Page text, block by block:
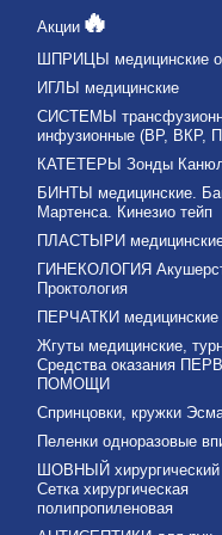
Акции🔥
ШПРИЦЫ медицинские
ИГЛЫ медицинские
СИСТЕМЫ
инфузионные (ВР, ВКР,
КАТЕТЕРЫ Зонды
БИНТЫ медицинские.
Мартенса. Кинезио тейп
ПЛАСТЫРИ
ГИНЕКОЛОГИЯ
Проктология
ПЕРЧАТКИ медицинские
Жгуты медицинские,
Средства оказания
ПОМОЩИ
Спринцовки, кружки
Пеленки одноразовые
ШОВНЫЙ хирургический
Сетка хирургическая
полипропиленовая